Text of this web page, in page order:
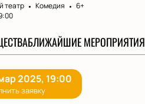
театр Комедия
6+
БЛИЖАЙШИЕ МЕРОПРИЯТИЯ